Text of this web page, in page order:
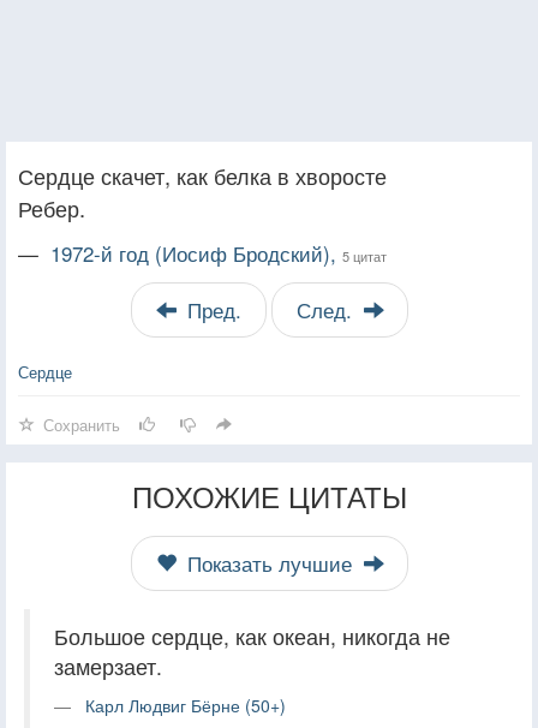
Сердце скачет, как белка в хворосте
Ребер.
— 1972-й год (Иосиф Бродский), 5 цитат
Пред. След.
Сердце
Сохранить
ПОХОЖИЕ ЦИТАТЫ
Показать лучшие
Большое сердце, как океан, никогда не
замерзает.
Карл Людвиг Бёрне (50+)